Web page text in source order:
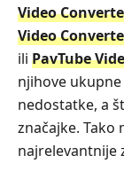
Video
Video
ili PavTube
njihove
nedostatke, a
značajke.
najrelevantnije